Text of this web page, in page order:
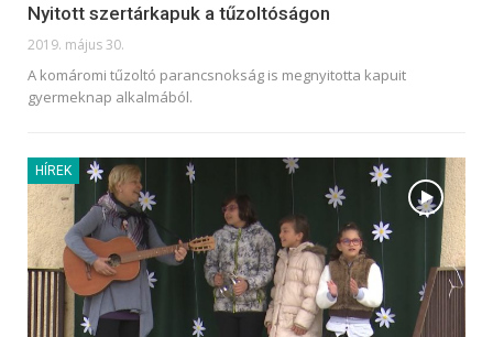
Nyitott szertárkapuk a tűzoltóságon
2019. május 30.
A komáromi tűzoltó parancsnokság is megnyitotta kapuit
gyermeknap alkalmából.
HÍREK